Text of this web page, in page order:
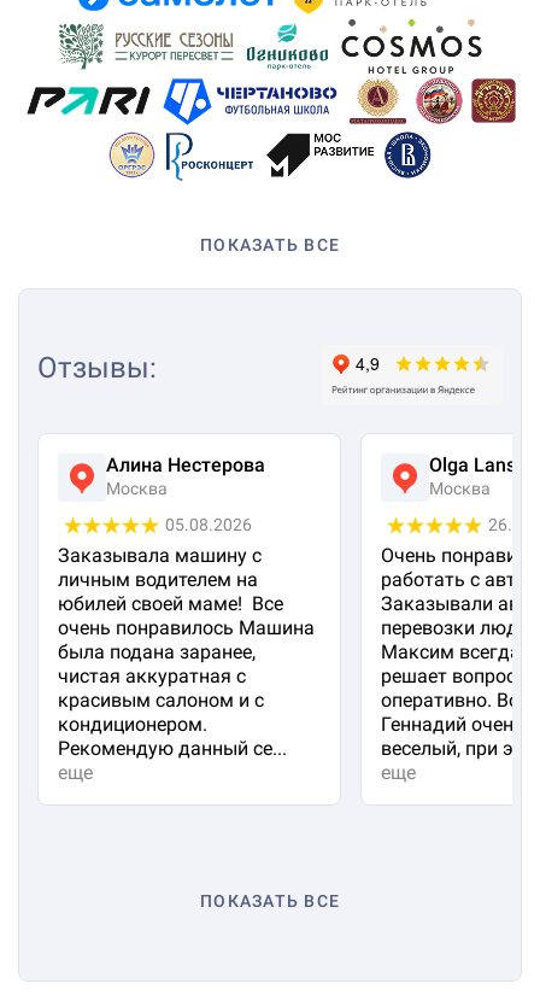
ПОКАЗАТЬ ВСЕ
Отзывы:
Алина Нестерова
Москва
05.08.2026
Заказывала машину с
личным водителем на
юбилей своей маме! Все
очень понравилось Машина
была подана заранее,
чистая аккуратная с
красивым салоном и с
кондиционером.
Рекомендую данный се...
еще
Olga
Москва
Очень
работать с авто
Заказывали
перевозки
Максим всегда
решает вопросы
оперативно.
Геннадий очень
веселый, при эт...
еще
ПОКАЗАТЬ ВСЕ